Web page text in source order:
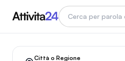
Città o Regione